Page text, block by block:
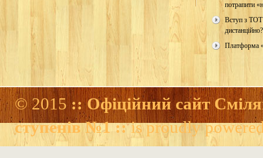
потрапити
Вступ з
дистанційно?
Платформа
© 2015:: Офіційний сайт
ступенів №1 ::is proudly